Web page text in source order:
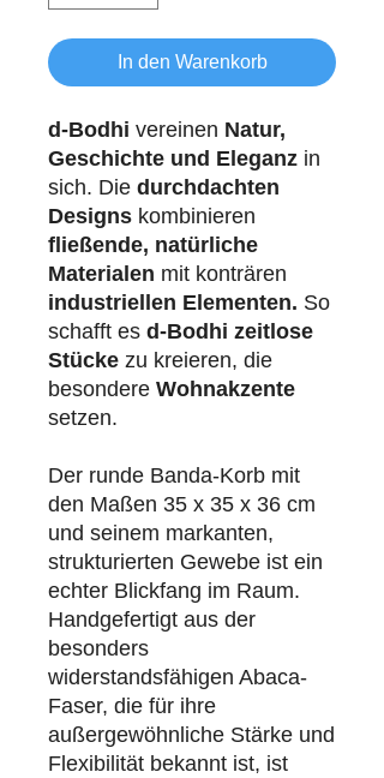
In den Warenkorb
d-Bodhi vereinen Natur,
Geschichte und Eleganz in
sich. Die durchdachten
Designs kombinieren
fließende, natürliche
Materialen mit konträren
industriellen Elementen. So
schafft es d-Bodhi zeitlose
Stücke zu kreieren, die
besondere Wohnakzente
setzen.
Der runde Banda-Korb mit
den Maßen 35 x 35 x 36 cm
und seinem markanten,
strukturierten Gewebe ist ein
echter Blickfang im Raum.
Handgefertigt aus der
besonders
widerstandsfähigen Abaca-
Faser, die für ihre
außergewöhnliche Stärke und
Flexibilität bekannt ist, ist